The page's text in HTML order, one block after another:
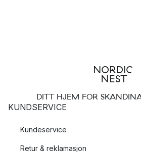
DITT HJEM FOR
KUNDSERVICE
Kundeservice
Retur & reklamasjon